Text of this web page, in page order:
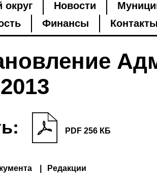
округ Новости
Финансы
PDF 256 КБ
Редакции